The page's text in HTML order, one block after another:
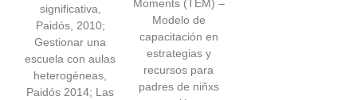
significativa,
Paidós, 2010;
Gestionar una
escuela con aulas
heterogéneas,
Paidós 2014; Las
Moments (TEM) –
Modelo de
capacitación en
estrategias y
recursos para
padres de niñxs